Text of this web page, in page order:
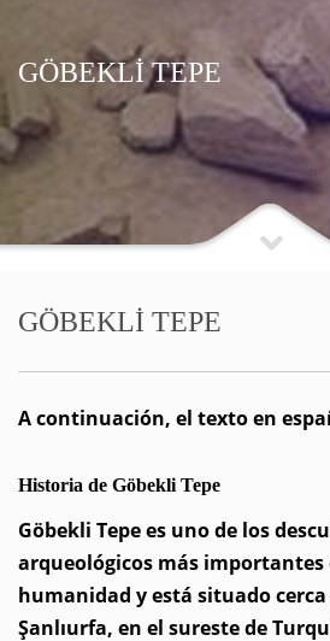
GÖBEKLİ TEPE
GÖBEKLİ TEPE
A continuación, el texto en
Historia de Göbekli Tepe
Göbekli Tepe es uno de los
arqueológicos más
humanidad y está situado
Şanlıurfa, en el sureste de